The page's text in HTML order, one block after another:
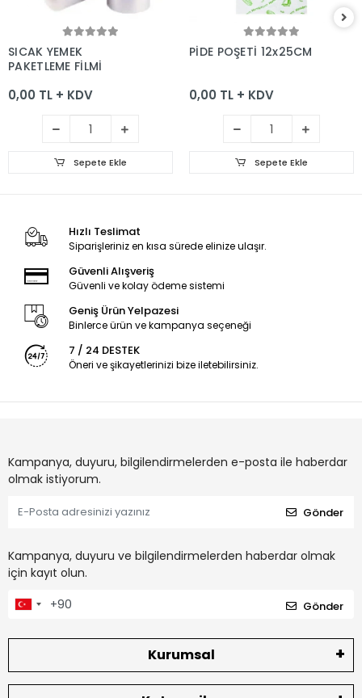
SICAK YEMEK
PAKETLEME FİLMİ
0,00 TL + KDV
Sepete Ekle
Sepete Ekle
PİDE POŞETİ 12x25CM
0,00 TL + KDV
Sepete Ekle
Hızlı Teslimat
Siparişleriniz en kısa sürede elinize ulaşır.
Güvenli Alışveriş
Güvenli ve kolay ödeme sistemi
Geniş Ürün Yelpazesi
Binlerce ürün ve kampanya seçeneği
7 / 24 DESTEK
Öneri ve şikayetlerinizi bize iletebilirsiniz.
Kampanya, duyuru, bilgilendirmelerden e-posta ile haberdar
olmak istiyorum.
Gönder
Kampanya, duyuru ve bilgilendirmelerden haberdar olmak
için kayıt olun.
Gönder
Kurumsal